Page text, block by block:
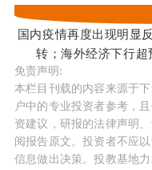
国内疫情再度出现明显
转；海外经济下行超
免责声明 :
本栏目刊载的内容来源于
户中的专业投资者参考，
资建议，研报的法律声明
阅报告原文。投资者不应
信息做出决策。投教基地